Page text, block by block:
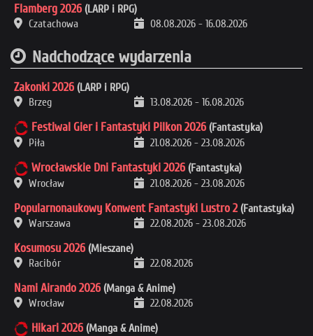
Flamberg 2026 (LARP i RPG)
Czatachowa
08.08.2026 - 16.08.2026
Nadchodzące wydarzenia
Zakonki 2026 (LARP i RPG)
Brzeg
13.08.2026 - 16.08.2026
Festiwal Gier i Fantastyki Pilkon 2026 (Fantastyka)
Piła
21.08.2026 - 23.08.2026
Wrocławskie Dni Fantastyki 2026 (Fantastyka)
Wrocław
21.08.2026 - 23.08.2026
Popularnonaukowy Konwent Fantastyki Lustro 2 (Fantastyka)
Warszawa
22.08.2026 - 23.08.2026
Kosumosu 2026 (Mieszane)
Racibór
22.08.2026
Nami Airando 2026 (Manga & Anime)
Wrocław
22.08.2026
Hikari 2026 (Manga & Anime)